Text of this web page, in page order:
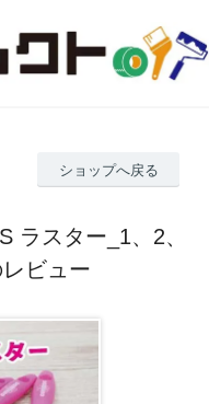
ショップへ戻る
ラスター_1、2、
ビュー